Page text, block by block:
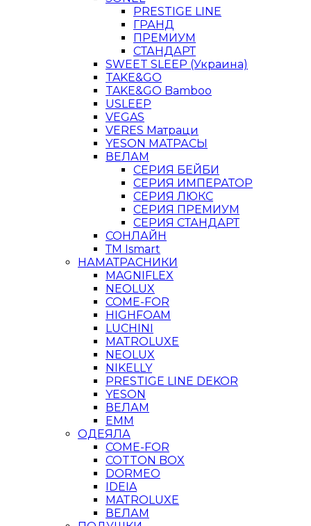
PRESTIGE LINE
ГРАНД
ПРЕМИУМ
СТАНДАРТ
SWEET SLEEP (Украина)
TAKE&GO
TAKE&GO Bamboo
USLEEP
VEGAS
VERES Матраци
YESON МАТРАСЫ
ВЕЛАМ
СЕРИЯ БЕЙБИ
СЕРИЯ ИМПЕРАТОР
СЕРИЯ ЛЮКС
СЕРИЯ ПРЕМИУМ
СЕРИЯ СТАНДАРТ
СОНЛАЙН
ТМ Ismart
НАМАТРАСНИКИ
MAGNIFLEX
NEOLUX
COME-FOR
HIGHFOAM
LUCHINI
MATROLUXE
NEOLUX
NIKELLY
PRESTIGE LINE DEKOR
YESON
ВЕЛАМ
ЕММ
ОДЕЯЛА
COME-FOR
COTTON BOX
DORMEO
IDEIA
MATROLUXE
ВЕЛАМ